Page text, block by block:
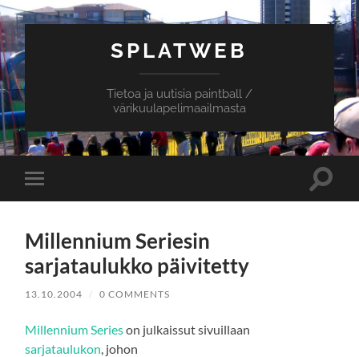
SPLATWEB
Tietoa ja uutisia paintball /
värikuulapelimaailmasta
Toggle
mobile
Toggle
Millennium Seriesin
sarjataulukko päivitetty
13.10.2004 / 0 COMMENTS
Millennium Serieson julkaissut sivuillaan
sarjataulukon , johon